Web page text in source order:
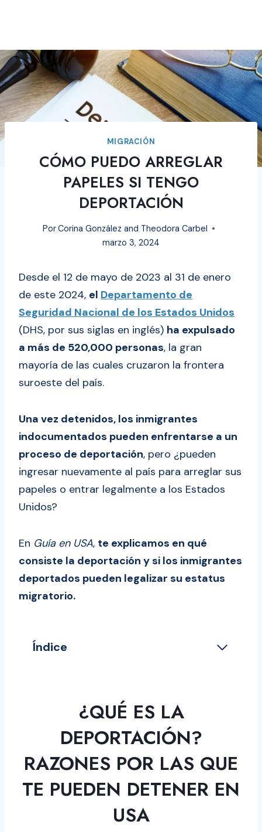
MIGRACIÓN
CÓMO PUEDO ARREGLAR
PAPELES SI TENGO
DEPORTACIÓN
PorCorina González and Theodora Carbel
marzo 3, 2024
Desde el 12 de mayo de 2023 al 31 de enero
de este 2024, el Departamento de
Seguridad Nacional de los Estados Unidos
(DHS, por sus siglas en inglés) ha expulsado
a más de 520,000 personas, la gran
mayoría de las cuales cruzaron la frontera
suroeste del país.
Una vez detenidos, los inmigrantes
indocumentados pueden enfrentarse a un
proceso de deportación, pero ¿pueden
ingresar nuevamente al país para arreglar sus
papeles o entrar legalmente a los Estados
Unidos?
En Guía en USA, te explicamos en qué
consiste la deportación y si los inmigrantes
deportados pueden legalizar su estatus
migratorio.
Índice
Así es el proceso de deportación
Arresto
Expulsión acelerada
El proceso de deportación
tradicional
¿Puedo arreglar papeles si tengo
Así es el proceso de salida
¿QUÉ ES LA
DEPORTACIÓN?
RAZONES POR LAS QUE
TE PUEDEN DETENER EN
USA